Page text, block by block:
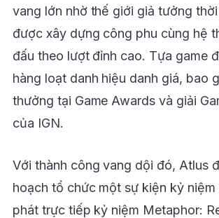
vang lớn nhờ thế giới giả tưởng
được xây dựng công phu cùng hệ
đấu theo lượt đỉnh cao. Tựa game
hàng loạt danh hiệu danh giá, bao
thưởng tại Game Awards và giải
của IGN.
Với thành công vang dội đó, Atlus
hoạch tổ chức một sự kiện kỷ niệm
phát trực tiếp kỷ niệm Metaphor: